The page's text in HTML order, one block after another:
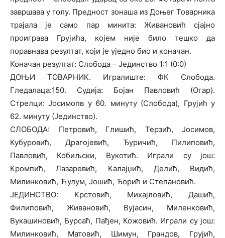
завршава у голу. Предност зонаша из Доњег Товарника
трајала је само пар минита: Живановић сјајно
проиграва Грујића, којем није било тешко да
поравнава резултат, који је уједно био и коначан.
Коначан резултат: Слобода – Јединство 1:1 (0:0)
ДОЊИ ТОВАРНИК. Игралиште: ФК Слобода.
Гледалаца:150. Судија: Бојан Павловић (Огар).
Стрелци: Јосимопв у 60. минуту (Слобода), Грујић у
62. минуту (Јединство).
СЛОБОДА: Петровић, Глишић, Терзић, Јосимов,
Кубуровић, Драгојевић, Ђуричић, Пилиповић,
Павловић, Кобиљски, Вукотић. Играли су још:
Кромпић, Лазаревић, Калајџић, Делић, Видић,
Милинковић, Ћулум, Јошић, Ђорић и Степановић.
ЈЕДИНСТВО: Крстовић, Михајловић, Дашић,
Филиповић, Живановић, Вујасин, Миленковић,
Вукашиновић, Бурсаћ, Пађен, Кожовић. Играли су још:
Милинковић, Матовић, Шимун, Грандов, Грујић,